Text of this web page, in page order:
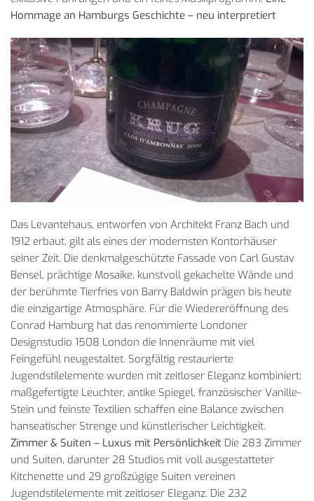
Hommage an Hamburgs Geschichte – neu interpretiert
Das Levantehaus, entworfen von Architekt Franz Bach und
1912 erbaut, gilt als eines der modernsten Kontorhäuser
seiner Zeit. Die denkmalgeschützte Fassade von Carl Gustav
Bensel, prächtige Mosaike, kunstvoll gekachelte Wände und
der berühmte Tierfries von Barry Baldwin prägen bis heute
die einzigartige Atmosphäre. Für die Wiedereröffnung des
Conrad Hamburg hat das renommierte Londoner
Designstudio 1508 London die Innenräume mit viel
Feingefühl neugestaltet. Sorgfältig restaurierte
Jugendstilelemente wurden mit zeitloser Eleganz kombiniert:
maßgefertigte Leuchter, antike Spiegel, französischer Vanille-
Stein und feinste Textilien schaffen eine Balance zwischen
hanseatischer Strenge und künstlerischer Leichtigkeit.
Zimmer & Suiten – Luxus mit Persönlichkeit Die 283 Zimmer
und Suiten, darunter 28 Studios mit voll ausgestatteter
Kitchenette und 29 großzügige Suiten vereinen
Jugendstilelemente mit zeitloser Eleganz. Die 232